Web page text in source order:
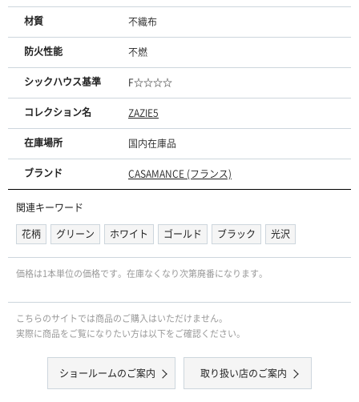
材質 不織布
防火性能 不燃
シックハウス基準 F☆☆☆☆
コレクション名 ZAZIE5
在庫場所 国内在庫品
ブランド CASAMANCE (フランス)
関連キーワード
花柄
グリーン ホワイト ゴールド ブラック 光沢
価格は1本単位の価格です。在庫なくなり次第廃番になります。
こちらのサイトでは商品のご購入はいただけません。
実際に商品をご覧になりたい方は以下をご確認ください。
ショールームのご案内 取り扱い店のご案内